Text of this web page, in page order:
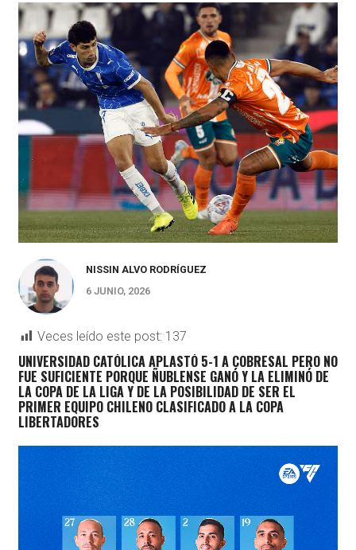
NISSIN ALVO RODRÍGUEZ
6 JUNIO, 2026
Veces leído este post: 137
UNIVERSIDAD CATÓLICA APLASTÓ 5-1 A COBRESAL PERO NO
FUE SUFICIENTE PORQUE ÑUBLENSE GANÓ Y LA ELIMINÓ DE
LA COPA DE LA LIGA Y DE LA POSIBILIDAD DE SER EL
PRIMER EQUIPO CHILENO CLASIFICADO A LA COPA
LIBERTADORES